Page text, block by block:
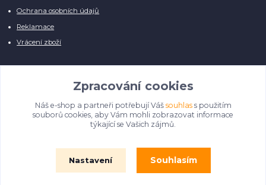
Ochrana osobních údajů
Reklamace
Vrácení zboží
Manuálně pro Vás kontrolujeme každý produkt, přesto se může stát, že u
několika z nich je vyobrazen pouze obrázek informativního charakteru.
Omlouváme se, na úpravě databáze pilně pracujeme.
Zpracování cookies
Náš e-shop a partneři potřebují Váš souhlass použitím
souborů cookies, aby Vám mohli zobrazovat informace
týkající se Vašich zájmů.
Nastavení Souhlasím